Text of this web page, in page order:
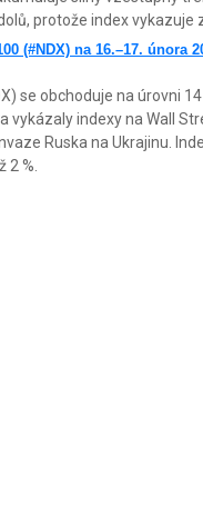
protože index vykazuje
(#NDX) na 16.–17. února
se obchoduje na úrovni
vykázaly indexy na Wall
Ruska na Ukrajinu.
2 %.